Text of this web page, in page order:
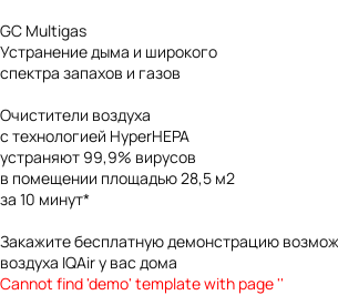
GC Multigas
Устранение дыма и широкого
спектра запахов и газов
Очистители воздуха
с технологией HyperHEPA
устраняют 99,9% вирусов
в помещении площадью 28,5 м2
за 10 минут*
Закажите бесплатную демонстрацию
воздуха IQAir у вас дома
Cannot find 'demo' template with page ''